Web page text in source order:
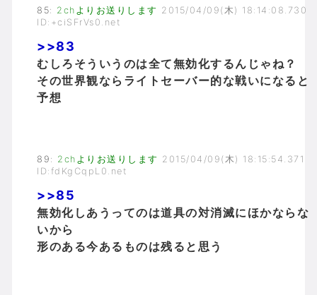
85: 2chよりお送りします 2015/04/09(木) 18:14:08.730
ID:+ciSFrVs0.net
>>83
むしろそういうのは全て無効化するんじゃね？
その世界観ならライトセーバー的な戦いになると
予想
89 : 2chよりお送りします 2015/04/09(木) 18:15:54.371
ID:fdKgCqpL0.net
>>85
無効化しあうってのは道具の対消滅にほかならな
いから
形のある今あるものは残ると思う